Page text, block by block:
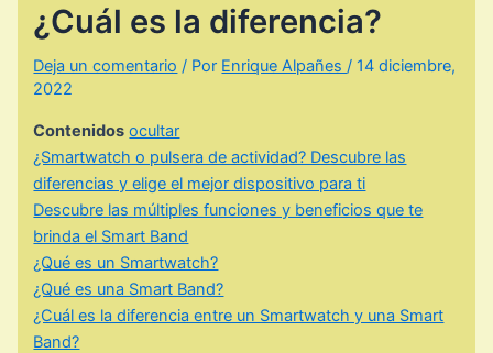
¿Cuál es la diferencia?
Deja un comentario / Por Enrique Alpañes/14 diciembre,
2022
Contenidos ocultar
¿Smartwatch o pulsera de actividad? Descubre las
diferencias y elige el mejor dispositivo para ti
Descubre las múltiples funciones y beneficios que te
brinda el Smart Band
¿Qué es un Smartwatch?
¿Qué es una Smart Band?
¿Cuál es la diferencia entre un Smartwatch y una Smart
Band?